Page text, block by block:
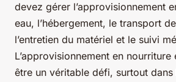
devez gérer l’approvisionnement
eau, l’hébergement, le transport
l’entretien du matériel et le suivi
L’approvisionnement en nourriture
être un véritable défi, surtout dans